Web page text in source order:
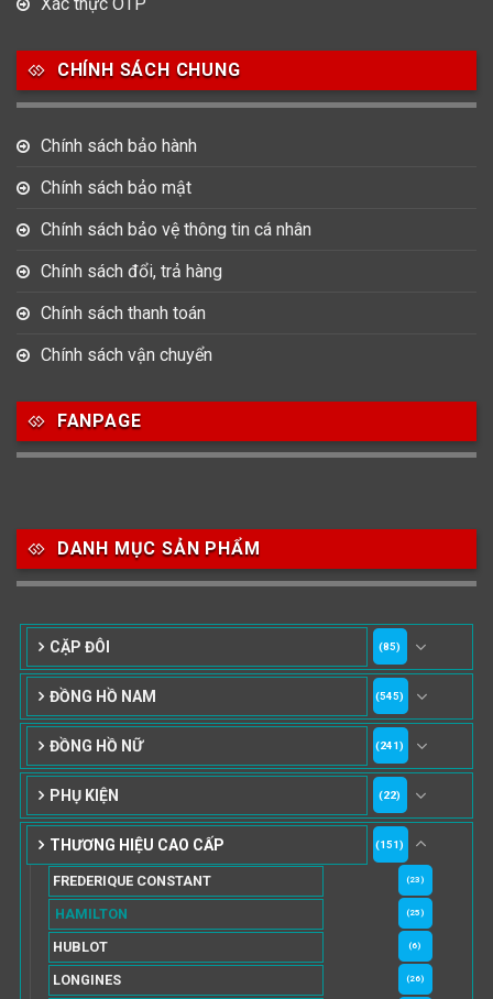
CHÍNH SÁCH CHUNG
Chính sách bảo hành
Chính sách bảo mật
Chính sách bảo vệ thông tin cá nhân
Chính sách đổi, trả hàng
Chính sách thanh toán
Chính sách vận chuyển
FANPAGE
DANH MỤC SẢN PHẨM
CẶP ĐÔI (85)
ĐỒNG HỒ NAM (545)
ĐỒNG HỒ NỮ (241)
PHỤ KIỆN (22)
THƯƠNG HIỆU CAO CẤP (151)
FREDERIQUE CONSTANT (23)
HAMILTON (25)
HUBLOT (6)
LONGINES (26)